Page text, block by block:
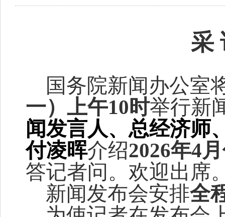
采
国务院新闻办公室
一） 上午10时举行新
闻发言人、 总经济师
付凌晖介绍2026年4
答记者问。欢迎出席
新闻发布会安排全